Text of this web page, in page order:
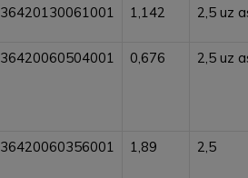
36420130061001 1,142 2,5 uz
36420060504001 0,676 2,5 uz
36420060356001 1,89 2,5